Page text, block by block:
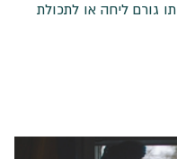
גורם ליחה או לתכולת